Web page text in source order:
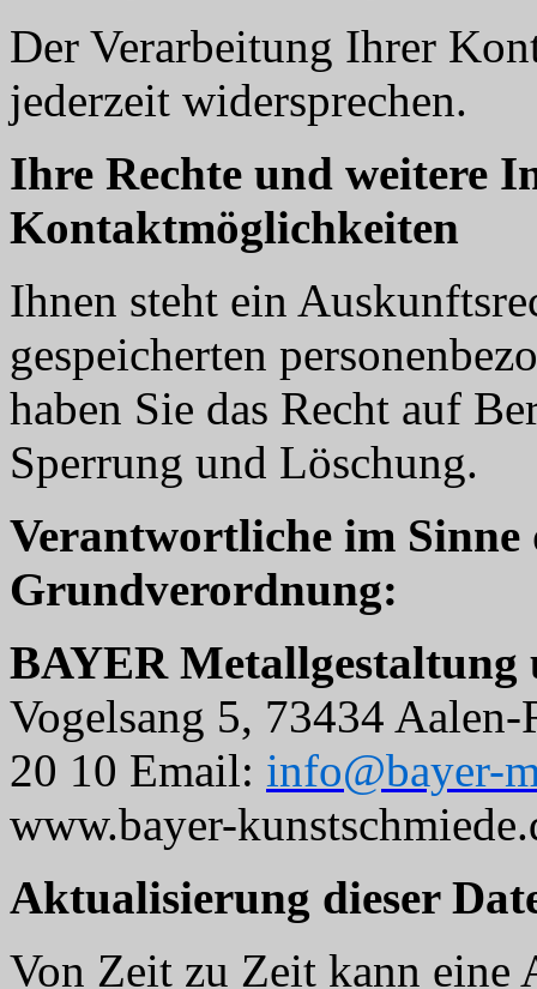
Der Verarbeitung Ihrer
jederzeit widersprechen.
Ihre Rechte und weitere
Kontaktmöglichkeiten
Ihnen steht ein
gespeicherten
haben Sie das Recht auf
Sperrung und Löschung.
Verantwortliche im Sinne
Grundverordnung:
BAYER
Vogelsang 5, 73434
20 10 Email: info@bayer-
www.bayer-
Aktualisierung dieser
Von Zeit zu Zeit kann eine